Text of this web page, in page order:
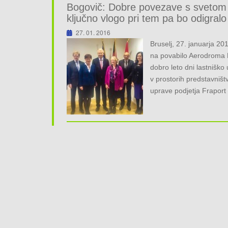
Bogovič: Dobre povezave s
ključno vlogo pri tem pa bo
27. 01. 2016
Bruselj, 27. januarja
na povabilo
dobro leto dni lastniško
v prostorih
uprave podjetja